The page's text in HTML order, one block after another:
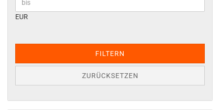
EUR
FILTERN
ZURÜCKSETZEN